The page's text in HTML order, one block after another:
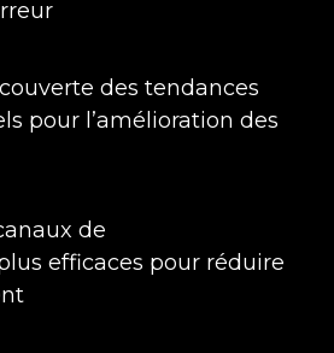
des tendances
pour l’amélioration des
de
efficaces pour réduire